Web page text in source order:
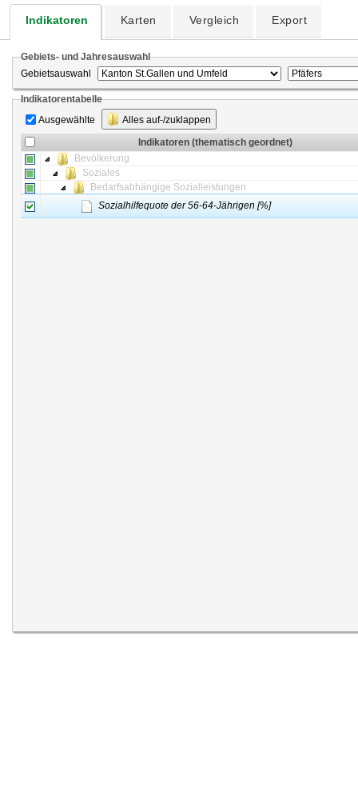
Indikatoren Karten Vergleich Export
Gebiets- und Jahresauswahl
Gebietsauswahl
Indikatorentabelle
Ausgewählte
Alles auf-/zuklappen
Indikatoren (thematisch geordnet)
Bevölkerung
Soziales
Bedarfsabhängige Sozialleistungen
Sozialhilfequote der 56-64-Jährigen [%]